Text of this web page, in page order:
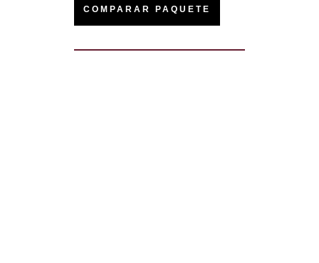
COMPARAR PAQUETE